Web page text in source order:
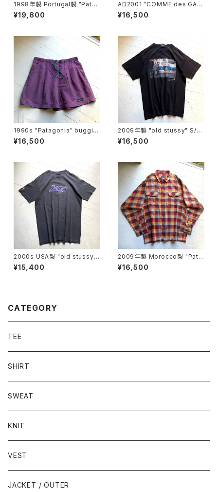
1998年製 Portugal製 "Patag
onia" A/C print shirt
¥19,800
AD2001 "COMME des GAR
ÇONS HOMME" S/S T-shirt
¥16,500
1990s "Patagonia" buggie
s shorts
¥16,500
2009年製 "old stussy" S/S
T-shirt
¥16,500
2000s USA製 "old stussy"
S/S T-shirt
¥15,400
2009年製 Morocco製 "Pata
gonia" heavy flannel shirt
¥16,500
CATEGORY
TEE
SHIRT
SWEAT
KNIT
VEST
JACKET / OUTER